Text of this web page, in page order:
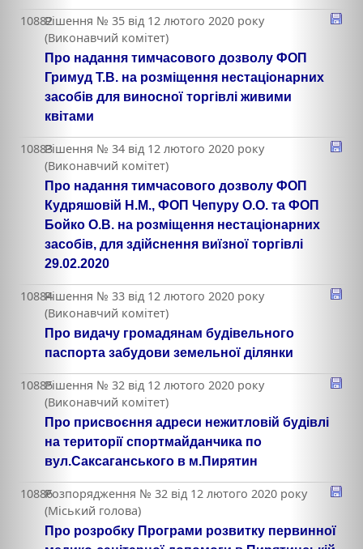
10882Рішення № 35 від 12 лютого 2020 року
(Виконавчий комітет)
Про надання тимчасового дозволу ФОП
Гримуд Т.В. на розміщення нестаціонарних
засобів для виносної торгівлі живими
квітами
10883Рішення № 34 від 12 лютого 2020 року
(Виконавчий комітет)
Про надання тимчасового дозволу ФОП
Кудряшовій Н.М., ФОП Чепуру О.О. та ФОП
Бойко О.В. на розміщення нестаціонарних
засобів, для здійснення виїзної торгівлі
29.02.2020
10884Рішення № 33 від 12 лютого 2020 року
(Виконавчий комітет)
Про видачу громадянам будівельного
паспорта забудови земельної ділянки
10885Рішення № 32 від 12 лютого 2020 року
(Виконавчий комітет)
Про присвоєння адреси нежитловій будівлі
на території спортмайданчика по
вул.Саксаганського в м.Пирятин
10886Розпорядження № 32 від 12 лютого 2020 року
(Міський голова)
Про розробку Програми розвитку первинної